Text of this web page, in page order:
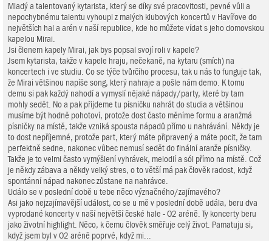
Mladý a talentovaný kytarista, který se díky své pracovitosti, pevné vůli a
nepochybnému talentu vyhoupl z malých klubových koncertů v Havířove do
největších hal a arén v naší republice, kde ho můžete vídat s jeho domovskou
kapelou Mirai.
Jsi členem kapely Mirai, jak bys popsal svojí roli v kapele?
Jsem kytarista, takže v kapele hraju, nečekaně, na kytaru (smích) na
koncertech i ve studiu. Co se týče tvůrčího procesu, tak u nás to funguje tak,
že Mirai většinou napíše song, který nahraje a pošle nám demo. K tomu
demu si pak každý nahodí a vymyslí nějaké nápady/party, které by tam
mohly sedět. No a pak přijdeme tu písničku nahrát do studia a většinou
musíme být hodně pohotoví, protože dost často měníme formu a aranžmá
písničky na místě, takže vzniká spousta nápadů přímo u nahrávání. Někdy je
to dost nepříjemné, protože part, který máte připravený a máte pocit, že tam
perfektně sedne, nakonec vůbec nemusí sedět do finální aranže písničky.
Takže je to velmi často vymýšlení vyhrávek, melodií a sól přímo na místě. Což
je někdy zábava a někdy velký stres, o to větší má pak člověk radost, když
spontánní nápad nakonec zůstane na nahrávce.
Událo se v poslední době u tebe něco význačného/zajímavého?
Asi jako nejzajímavější událost, co se u mě v poslední době udála, beru dva
vyprodané koncerty v naší největší české hale - O2 aréně. Ty koncerty beru
jako životní highlight. Něco, k čemu člověk směřuje celý život. Pamatuju si,
když jsem byl v O2 aréně poprvé, když mi...